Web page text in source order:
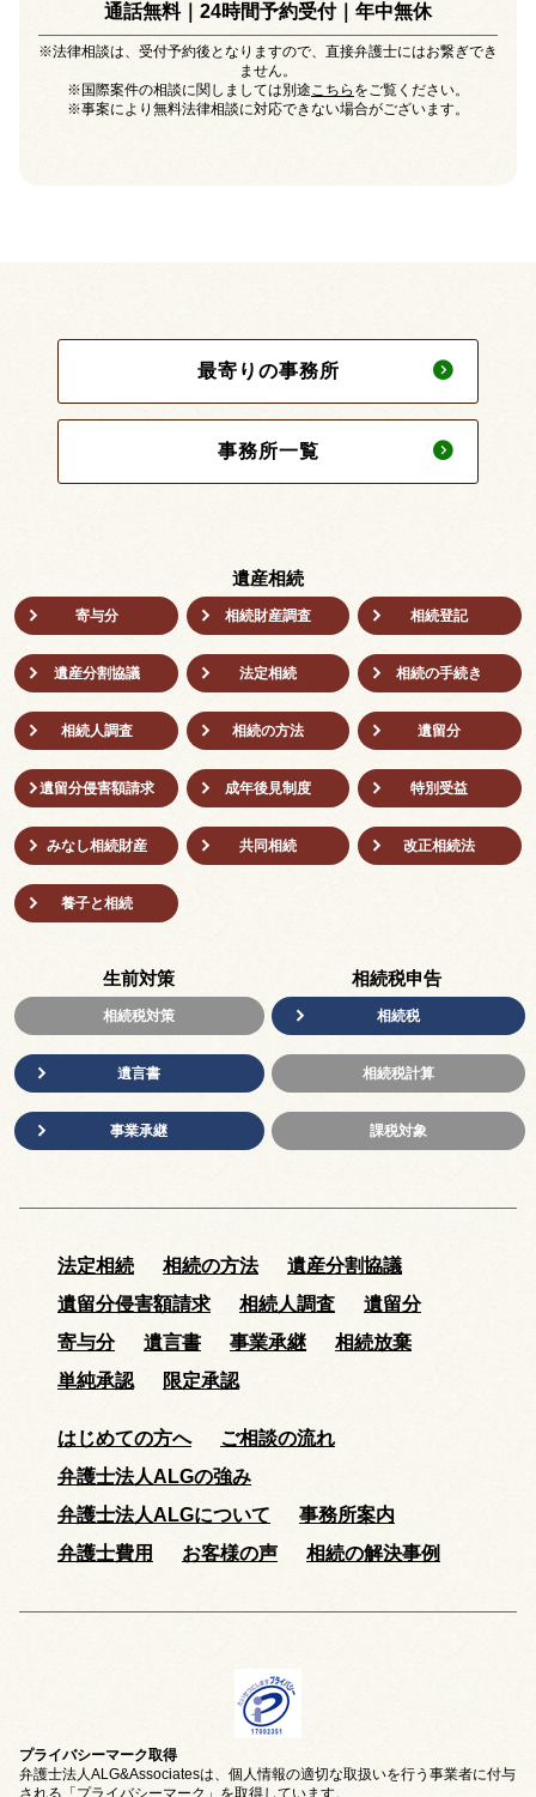
通話無料｜24時間予約受付｜年中無休
※法律相談は、受付予約後となりますので、直接弁護士にはお繋ぎでき
ません。
※国際案件の相談に関しましては別途こちら をご覧ください。
※事案により無料法律相談に対応できない場合がございます。
最寄りの事務所
事務所一覧
遺産相続
寄与分 相続財産調査 相続登記
遺産分割協議 法定相続 相続の⼿続き
相続人調査 相続の方法 遺留分
遺留分侵害額請求 成年後⾒制度 特別受益
みなし相続財産 共同相続 改正相続法
養子と相続
生前対策
相続税対策
遺言書
事業承継
相続税申告
相続税
相続税計算
課税対象
法定相続 相続の方法
遺産分割協議
遺留分侵害額請求
相続人調査
遺留分
寄与分
遺言書 事業承継
相続放棄
単純承認
限定承認
はじめての方へ
ご相談の流れ
弁護士法人ALGの強み
弁護士法人ALGについて
事務所案内
弁護士費用
お客様の声 相続の解決事例
プライバシーマーク取得
弁護士法人ALG&Associatesは、個人情報の適切な取扱いを行う事業者に付与
される 「プライバシーマーク」 を取得しています。